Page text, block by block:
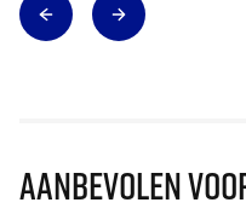
Aanbevolen